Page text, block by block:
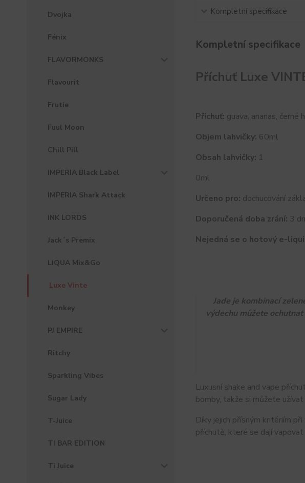
Dvojka
Fénix
FLAVORMONKS
Flavourit
Frutie
Fuul Moon
Chill Pill
IMPERIA Black Label
IMPERIA Shark Attack
INK LORDS
Jack´s Premix
LIQUA Mix&Go
Luxe Vinte
Monkey
PJ EMPIRE
Ritchy
Sparkling Vibes
Sugar Lady
T-Juice
TI BAR EDITION
Ti Juice
Kompletní specifikace
Kompletní specifikace
Příchuť Luxe
Příchuť: guava, ananas, černé
Objem lahvičky: 60ml
Obsah lahvičky: 1
0ml
Určeno pro: dochucování
Doporučená doba zrání: 3
Nejedná se o hotový e-
Jade je kombinací
výdechu můžete
Luxusní shake and vape
bomby, takže si můžete
Díky jejich přísným kritériím
příchutě, které se dají